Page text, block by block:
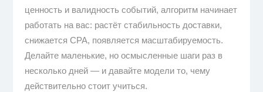
ценность и валидность событий, алгоритм начинает
работать на вас: растёт стабильность доставки,
снижается CPA, появляется масштабируемость.
Делайте маленькие, но осмысленные шаги раз в
несколько дней — и давайте модели то, чему
действительно стоит учиться.